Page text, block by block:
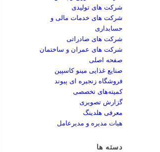
شرکت های تولیدی
شرکت های خدمات مالی و
حسابداری
شرکت های صادراتی
شرکت های عمران و ساختمان
صفحه اصلی
صنایع غذایی مینو کاسپین
فروشگاه زنجیره ای پیوند
کمیته‌های تخصصی
گزارش تصویری
معرفی هلدینگ
هیات مدیره و مدیرعامل
دسته ها